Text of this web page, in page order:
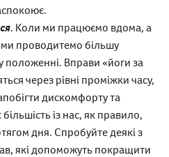
. Коли ми працюємо вдома, а
ми проводитемо більшу
положенні. Вправи «йоги за
через рівні проміжки часу,
дискомфорту та
більшість із нас, як правило,
дня. Спробуйте деякі з
які допоможуть покращити